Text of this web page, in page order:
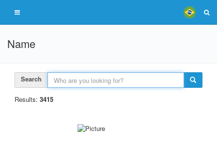
Name
Search
Results: 3415